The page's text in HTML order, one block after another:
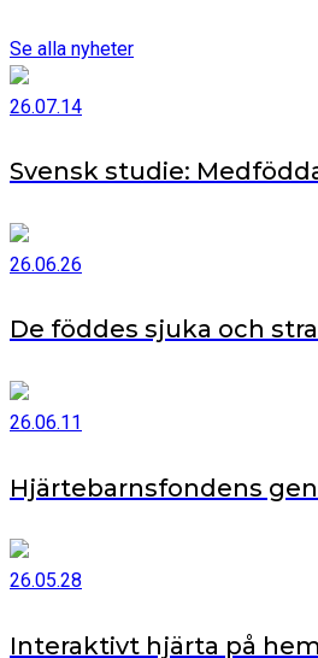
Se alla nyheter
26.07.14
Svensk studie:
26.06.26
De föddes sjuka och
26.06.11
Hjärtebarnsfondens
26.05.28
Interaktivt hjärta på